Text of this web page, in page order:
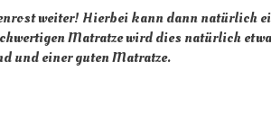
weiter! Hierbei kann dann natürlich
Matratze wird dies natürlich
und einer guten Matratze.